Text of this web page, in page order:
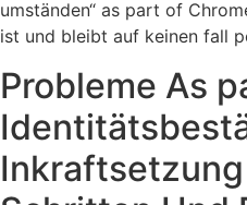
umständen“ as part of
ist und bleibt auf keinen fall
Probleme As